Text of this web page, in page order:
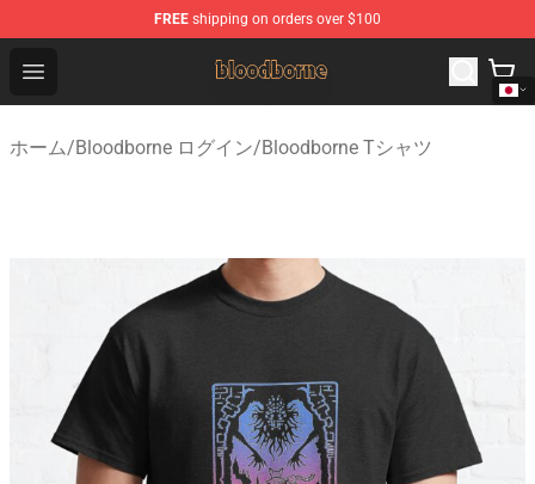
FREE shipping on orders over $100
Open menu
Bloodborne Shop - Official Bloodborne Merchandise
ホーム/Bloodborne ログイン/Bloodborne Tシャツ